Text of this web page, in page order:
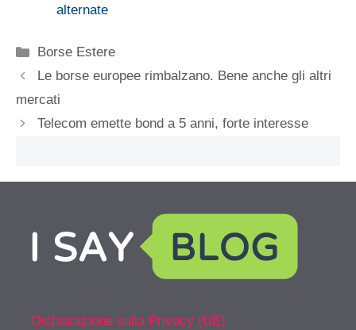
alternate
Categorie
Borse Estere
Le borse europee rimbalzano. Bene anche gli altri
mercati
Telecom emette bond a 5 anni, forte interesse
Dichiarazione sulla Privacy (UE)